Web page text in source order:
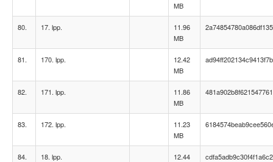
MB
80. 17. lpp.
11.96
MB
81. 170. lpp.
12.42
MB
82. 171. lpp.
11.86
MB
83. 172. lpp.
11.23
MB
84. 18. lpp.
12.44